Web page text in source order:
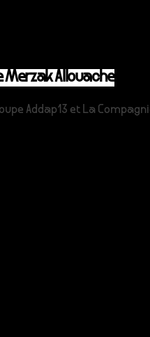
Merzak Allouache
Addap13 et La